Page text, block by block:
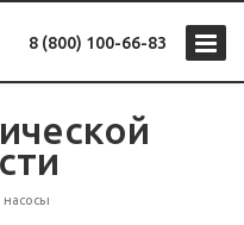
8 (800) 100-66-83